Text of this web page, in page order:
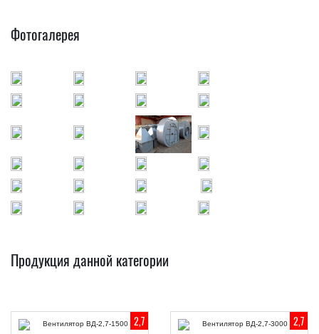
Фотогалерея
Продукция данной категории
2,7 2,7